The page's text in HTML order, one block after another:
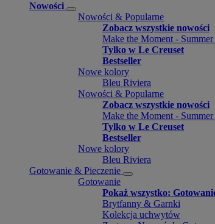
Nowości
Nowości & Popularne
Zobacz wszystkie nowości
Make the Moment -
Tylko w Le Creuset
Bestseller
Nowe kolory
Bleu Riviera
Nowości & Popularne
Zobacz wszystkie nowości
Make the Moment -
Tylko w Le Creuset
Bestseller
Nowe kolory
Bleu Riviera
Gotowanie & Pieczenie
Gotowanie
Pokaż wszystko:
Brytfanny & Garnki
Kolekcja uchwytów